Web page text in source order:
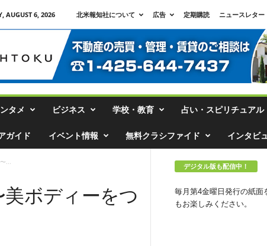
AUGUST 6, 2026 北米報知社について 広告 定期購読 ニュースレター
タメ ビジネス 学校・教育 占い・スピリチュアル
ガイド イベント情報 無料クラシファイド インタビ
...
ボディーをつ
デジタル版も配信中！
毎月第4金曜日発行の紙面
もお楽しみください。